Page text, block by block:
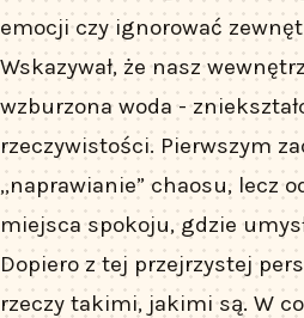
emocji czy ignorować
Wskazywał, że nasz
wzburzona woda -
rzeczywistości. Pierwszym
„naprawianie” chaosu, lecz
miejsca spokoju, gdzie
Dopiero z tej przejrzystej
rzeczy takimi, jakimi są. W